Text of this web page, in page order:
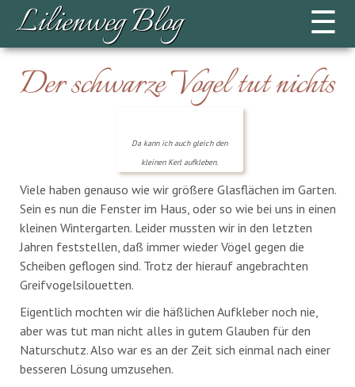
☰
Der schwarze Vogel tut nichts
Da kann ich auch gleich den
kleinen Kerl aufkleben.
Viele haben genauso wie wir größere Glasflächen im Garten.
Sein es nun die Fenster im Haus, oder so wie bei uns in einen
kleinen Wintergarten. Leider mussten wir in den letzten
Jahren feststellen, daß immer wieder Vögel gegen die
Scheiben geflogen sind. Trotz der hierauf angebrachten
Greifvogelsilouetten.
Eigentlich mochten wir die häßlichen Aufkleber noch nie,
aber was tut man nicht alles in gutem Glauben für den
Naturschutz. Also war es an der Zeit sich einmal nach einer
besseren Lösung umzusehen.
Lilienweg Blog